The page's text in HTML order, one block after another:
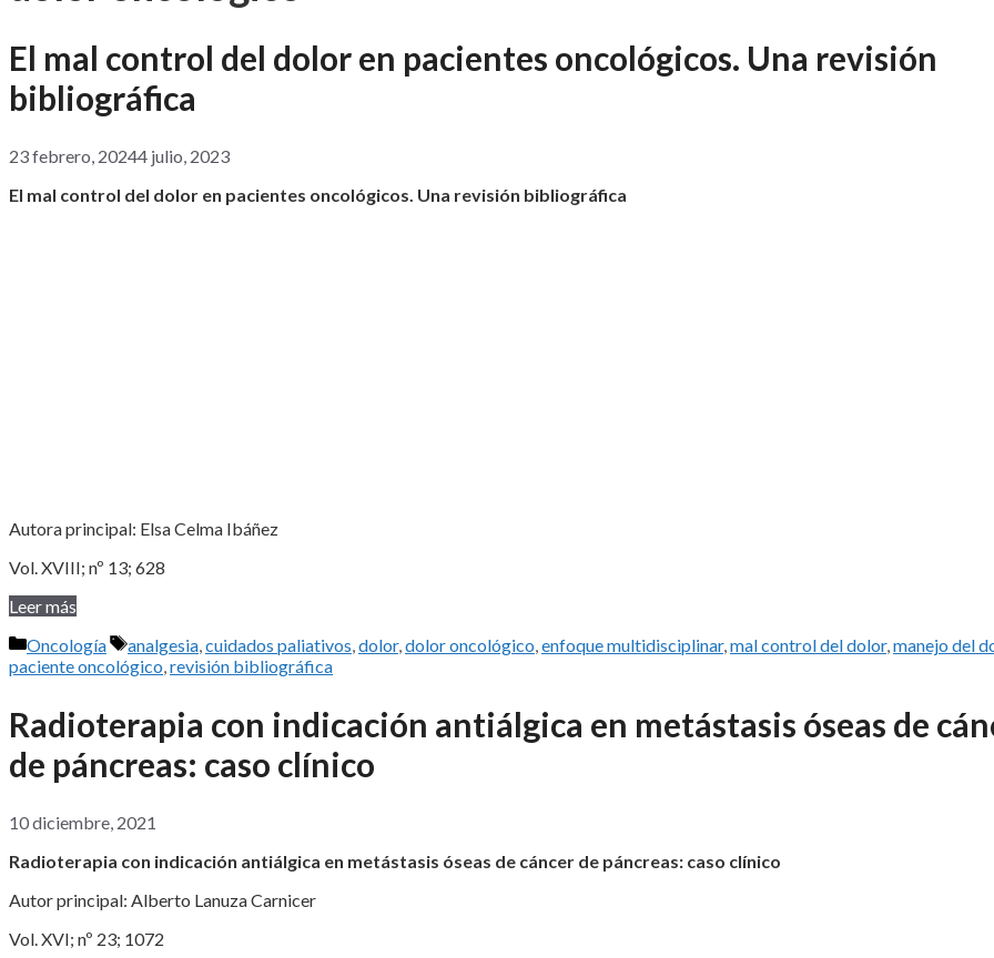
El mal control del dolor en pacientes oncológicos. Una revisión
bibliográfica
23 febrero, 20244 julio, 2023
El mal control del dolor en pacientes oncológicos. Una revisión bibliográfica
Autora principal: Elsa Celma Ibáñez
Vol. XVIII; nº 13; 628
Leer más
Categorías
Oncología Etiquetas
analgesia,cuidados paliativos,dolor,dolor oncológico,enfoque multidisciplinar,mal control del dolor,manejo del
paciente oncológico,revisión bibliográfica
Radioterapia con indicación antiálgica en metástasis óseas de
de páncreas: caso clínico
10 diciembre, 2021
Radioterapia con indicación antiálgica en metástasis óseas de cáncer de páncreas: caso clínico
Autor principal: Alberto Lanuza Carnicer
Vol. XVI; nº 23; 1072